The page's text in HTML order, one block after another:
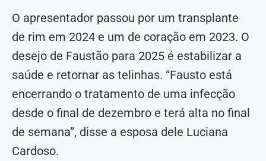
O apresentador passou por um transplante
de rim em 2024 e um de coração em 2023. O
desejo de Faustão para 2025 é estabilizar a
saúde e retornar as telinhas. “Fausto está
encerrando o tratamento de uma infecção
desde o final de dezembro e terá alta no final
de semana”, disse a esposa dele Luciana
Cardoso.